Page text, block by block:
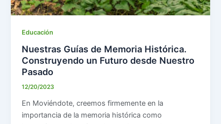
Educación
Nuestras Guías de Memoria Histórica.
Construyendo un Futuro desde Nuestro
Pasado
12/20/2023
En Moviéndote, creemos firmemente en la
importancia de la memoria histórica como